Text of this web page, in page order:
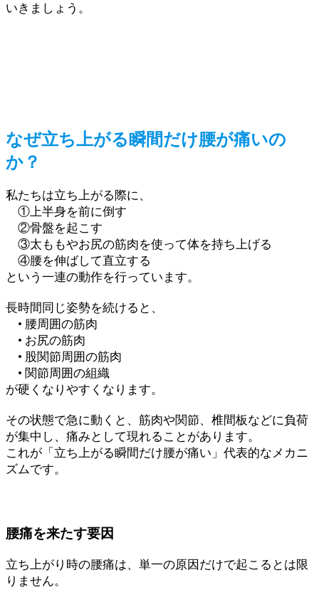
いきましょう。
なぜ立ち上がる瞬間だけ腰が痛いの
か？
私たちは立ち上がる際に、
①上半身を前に倒す
②骨盤を起こす
③太ももやお尻の筋肉を使って体を持ち上げる
④腰を伸ばして直立する
という一連の動作を行っています。
長時間同じ姿勢を続けると、
• 腰周囲の筋肉
• お尻の筋肉
• 股関節周囲の筋肉
• 関節周囲の組織
が硬くなりやすくなります。
その状態で急に動くと、筋肉や関節、椎間板などに負荷
が集中し、痛みとして現れることがあります。
これが「立ち上がる瞬間だけ腰が痛い」代表的なメカニ
ズムです。
腰痛を来たす要因
立ち上がり時の腰痛は、単一の原因だけで起こるとは限
りません。